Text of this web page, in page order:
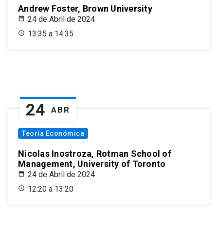
Andrew Foster, Brown University
24 de Abril de 2024
13:35 a 14:35
24 ABR
Teoría Económica
Nicolas Inostroza, Rotman School of
Management, University of Toronto
24 de Abril de 2024
12:20 a 13:20